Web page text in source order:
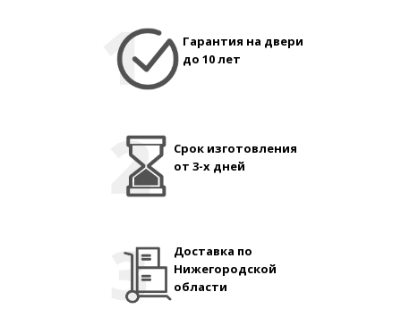
Гарантия на двери
до 10 лет
Срок изготовления
от 3-х дней
Доставка по
Нижегородской
области